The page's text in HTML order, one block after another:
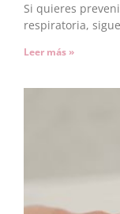
Si quieres
respiratoria,
Leer más »